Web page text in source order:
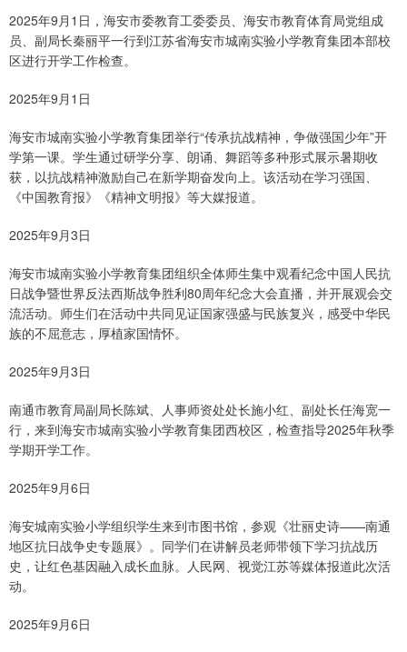
2025年9月1日，海安市委教育工委委员、海安市教育体育局党组成
员、副局长秦丽平一行到江苏省海安市城南实验小学教育集团本部校
区进行开学工作检查。
2025年9月1日
海安市城南实验小学教育集团举行“传承抗战精神，争做强国少年”开
学第一课。学生通过研学分享、朗诵、舞蹈等多种形式展示暑期收
获，以抗战精神激励自己在新学期奋发向上。该活动在学习强国、
《中国教育报》《精神文明报》等大媒报道。
2025年9月3日
海安市城南实验小学教育集团组织全体师生集中观看纪念中国人民抗
日战争暨世界反法西斯战争胜利80周年纪念大会直播，并开展观会交
流活动。师生们在活动中共同见证国家强盛与民族复兴，感受中华民
族的不屈意志，厚植家国情怀。
2025年9月3日
南通市教育局副局长陈斌、人事师资处处长施小红、副处长任海宽一
行，来到海安市城南实验小学教育集团西校区，检查指导2025年秋季
学期开学工作。
2025年9月6日
海安城南实验小学组织学生来到市图书馆，参观《壮丽史诗——南通
地区抗日战争史专题展》。同学们在讲解员老师带领下学习抗战历
史，让红色基因融入成长血脉。人民网、视觉江苏等媒体报道此次活
动。
2025年9月6日